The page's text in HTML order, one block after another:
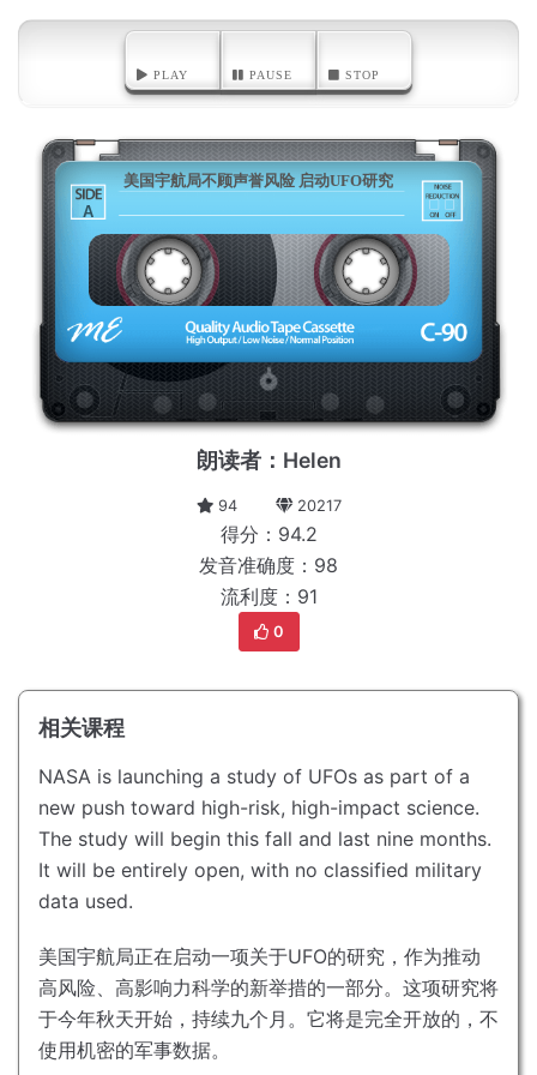
PLAY PAUSE STOP
A
美国宇航局不顾声誉风险 启动UFO研究
朗读者：Helen
94 20217
得分：94.2
发音准确度：98
流利度：91
0
相关课程
NASA is launching a study of UFOs as part of a
new push toward high-risk, high-impact science.
The study will begin this fall and last nine months.
It will be entirely open, with no classified military
data used.
美国宇航局正在启动一项关于UFO的研究，作为推动
高风险、高影响力科学的新举措的一部分。 这项研究将
于今年秋天开始，持续九个月。 它将是完全开放的，不
使用机密的军事数据。